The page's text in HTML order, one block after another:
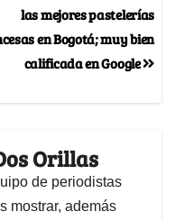
las mejores pastelerías
en Bogotá; muy bien
calificada en Google
Orillas
de periodistas
mostrar, además